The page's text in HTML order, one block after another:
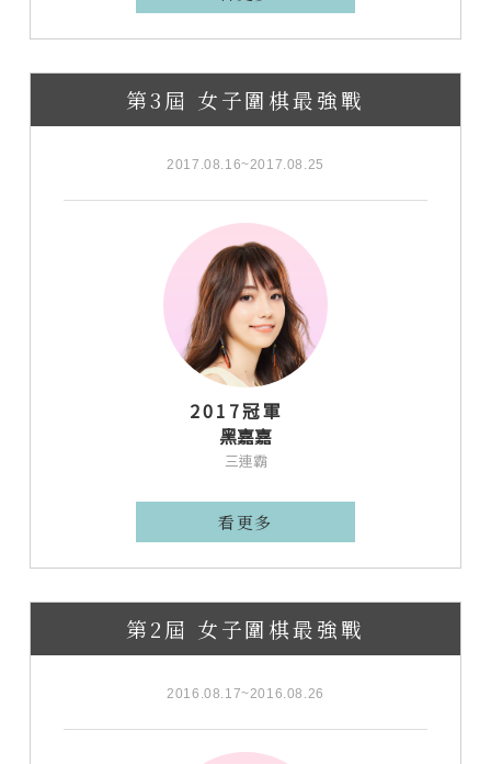
第3屆 女子圍棋最強戰
2017.08.16~2017.08.25
2017冠軍
黑嘉嘉
三連霸
看更多
第2屆 女子圍棋最強戰
2016.08.17~2016.08.26